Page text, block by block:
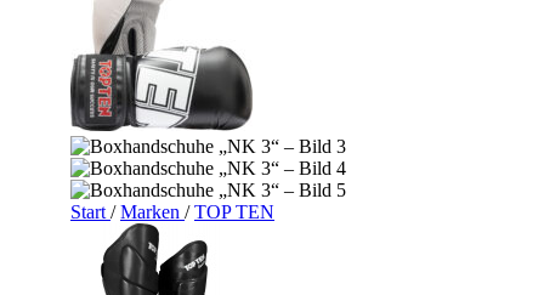
Start / Marken / TOP TEN